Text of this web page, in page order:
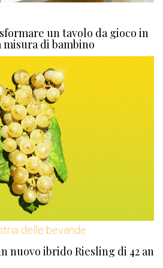
un tavolo da gioco in
misura di bambino
delle bevande
nuovo ibrido Riesling di 42 an